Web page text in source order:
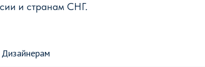
и странам СНГ.
Дизайнерам